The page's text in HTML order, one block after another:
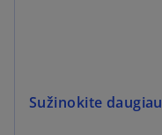
Sužinokite daugiau